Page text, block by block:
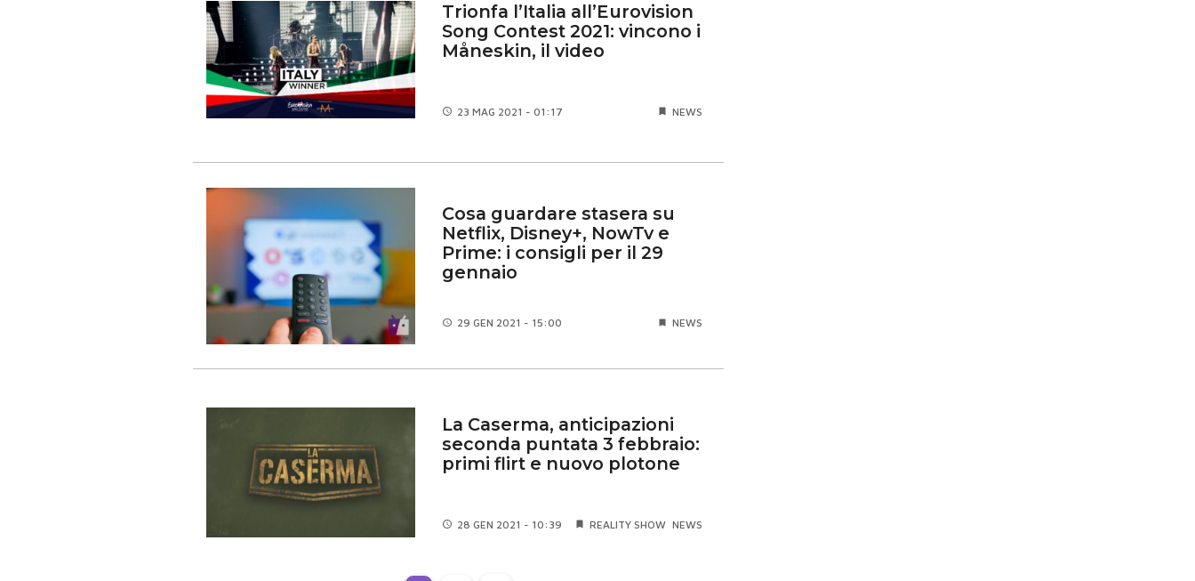
Trionfa l’Italia all’Eurovision
Song Contest 2021: vincono i
Måneskin, il video
23 MAG 2021 - 01:17 NEWS
Cosa guardare stasera su
Netflix, Disney+, NowTv e
Prime: i consigli per il 29
gennaio
29 GEN 2021 - 15:00 NEWS
La Caserma, anticipazioni
seconda puntata 3 febbraio:
primi flirt e nuovo plotone
28 GEN 2021 - 10:39 REALITY SHOW NEWS